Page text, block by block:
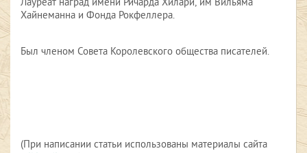
Лауреат наград имени Ричарда Хилари, им Вильяма
Хайнеманна и Фонда Рокфеллера.
Был членом Совета Королевского общества писателей.
(При написании статьи использованы материалы сайта